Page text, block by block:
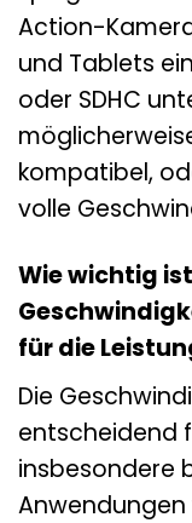
Action-
und Tablets
oder SDHC
kompatibel,
volle
Wie wichtig
für die
Die
entscheidend
insbesondere